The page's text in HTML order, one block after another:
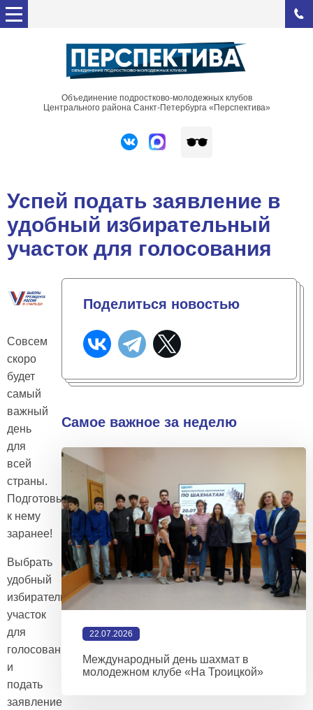
Объединение подростково-молодежных клубов
Центрального района Санкт-Петербурга «Перспектива»
Успей подать заявление в
удобный избирательный
участок для голосования
Совсем
скоро
будет
самый
важный
день
для
всей
страны.
Подготовьтесь
к нему
заранее!
Выбрать
удобный
избирательный
участок
для
голосования
и
подать
заявление
Поделиться новостью
Самое важное за неделю
22.07.2026
Международный день шахмат в
молодежном клубе «На Троицкой»